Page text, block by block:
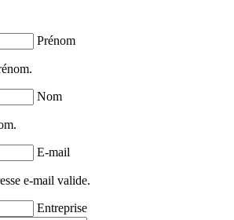
Prénom
Nom
E-mail
e-mail valide.
Entreprise